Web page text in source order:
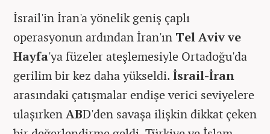
İsrail'in İran'a yönelik geniş çaplı
operasyonun ardından İran'ın Tel Aviv ve
Hayfa'ya füzeler ateşlemesiyle Ortadoğu'da
gerilim bir kez daha yükseldi.İsrail-İran
arasındaki çatışmalar endişe verici seviyelere
ulaşırkenABD'den savaşa ilişkin dikkat çeken